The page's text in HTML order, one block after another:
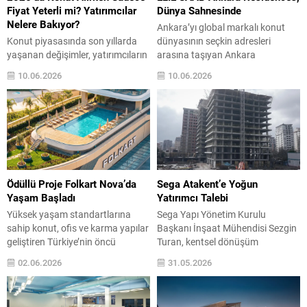
çıkıyor....
proje,...
Fiyat Yeterli mi? Yatırımcılar
Nelere Bakıyor?
Konut piyasasında son yıllarda
yaşanan değişimler, yatırımcıların
karar verme süreçlerini de önemli
ölçüde dönüştürdü. Geçmişte
birçok kişi için konut satın alırken
ilk bakılan kriter fiyat olurken,
günümüzde yatırımın uzun vadeli
potansiyeli çok daha fazla önem
kazanıyor. Özellikle ekonomik
koşulların, demografik
hareketliliğin ve şehirleşme
dinamiklerinin hızla değiştiği bir
dönemde, yalnızca satış...
10.06.2026
Dünya Sahnesinde
Ankara’yı global markalı konut
dünyasının seçkin adresleri
arasına taşıyan Ankara
Residences by ELIE SAAB,
“Uluslararası Marka Ödülü”ne
layık görüldü. Dünya çapında bir
yaşam markasını başkentle
buluşturan proje, Ankara’nın
uluslararası ölçekteki yeni yüzünü
temsil ediyor. Doğan Grup
tarafından hayata geçirilen
Ankara Residences by ELIE SAAB,
Ahid Ankaralılar Derneği
tarafından bu yıl...
10.06.2026
Ödüllü Proje Folkart Nova’da
Yaşam Başladı
Yüksek yaşam standartlarına
sahip konut, ofis ve karma yapılar
geliştiren Türkiye’nin öncü
gayrimenkul şirketlerinden
Folkart, European Property
Awards’ta “Avrupa’nın En İyi
Yüksek Katlı Konut Projesi”
02.06.2026
Sega Atakent’e Yoğun
Yatırımcı Talebi
Sega Yapı Yönetim Kurulu
Başkanı İnşaat Mühendisi Sezgin
Turan, kentsel dönüşüm
çalışmalarının son dönemde
büyük hız kazandığını, özellikle
büyükşehirlerde inşaat ruhsatı
31.05.2026